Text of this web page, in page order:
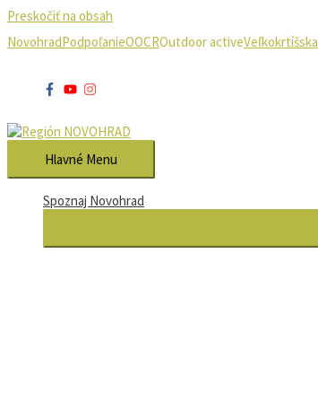
Preskočiť na obsah
NovohradPodpoľanieOOCROutdoor active
Hlavné Menu
Spoznaj Novohrad